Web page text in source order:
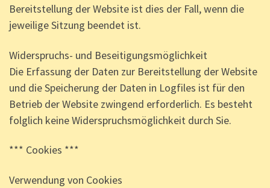
Bereitstellung der Website ist dies der Fall, wenn die
jeweilige Sitzung beendet ist.
Widerspruchs- und Beseitigungsmöglichkeit
Die Erfassung der Daten zur Bereitstellung der Website
und die Speicherung der Daten in Logfiles ist für den
Betrieb der Website zwingend erforderlich. Es besteht
folglich keine Widerspruchsmöglichkeit durch Sie.
*** Cookies ***
Verwendung von Cookies